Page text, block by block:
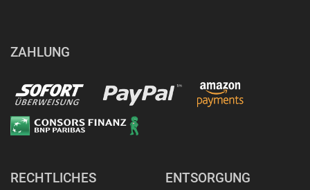
ZAHLUNG
RECHTLICHES ENTSORGUNG